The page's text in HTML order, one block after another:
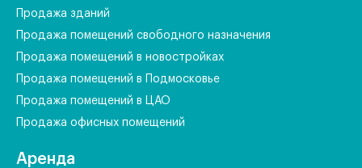
Продажа зданий
Продажа помещений свободного назначения
Продажа помещений в новостройках
Продажа помещений в Подмосковье
Продажа помещений в ЦАО
Продажа офисных помещений
Аренда